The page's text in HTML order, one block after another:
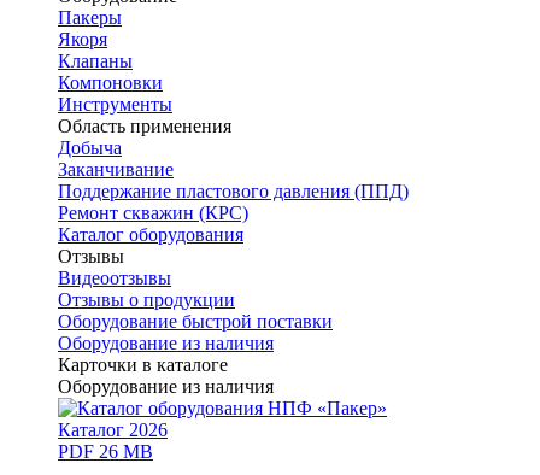
Пакеры
Якоря
Клапаны
Компоновки
Инструменты
Область применения
Добыча
Заканчивание
Поддержание пластового давления (ППД)
Ремонт скважин (КРС)
Каталог оборудования
Отзывы
Видеоотзывы
Отзывы о продукции
Оборудование быстрой поставки
Оборудование из наличия
Карточки в каталоге
Оборудование из наличия
Каталог 2026
PDF 26 MB